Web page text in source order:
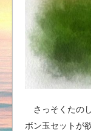
さっそくたの
ボン玉セットが